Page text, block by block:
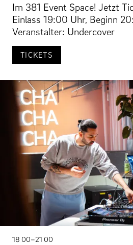
Im 381 Event Space! Jetzt
Einlass 19:00 Uhr, Beginn
Veranstalter: Undercover
TICKETS
18 00–21 00